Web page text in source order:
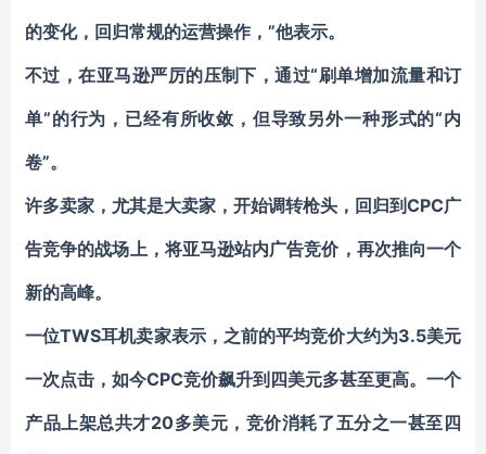
的变化，回归常规的运营操作，”他表示。
不过，在亚马逊严厉的压制下，通过“刷单增加流量和订
单”的行为，已经有所收敛，但导致另外一种形式的“内
卷”。
许多卖家，尤其是大卖家，开始调转枪头，回归到CPC广
告竞争的战场上，将亚马逊站内广告竞价，再次推向一个
新的高峰。
一位TWS耳机卖家表示，之前的平均竞价大约为3.5美元
一次点击，如今CPC竞价飙升到四美元多甚至更高。一个
产品上架总共才20多美元，竞价消耗了五分之一甚至四